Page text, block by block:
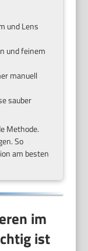
und Lens
und feinem
manuell
sauber
Methode.
So
am besten
im
ist